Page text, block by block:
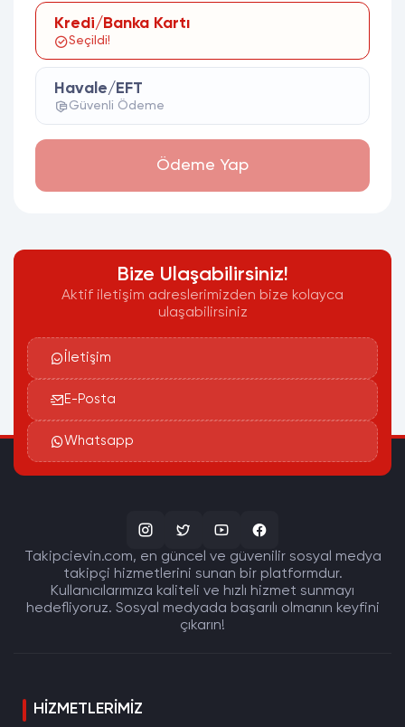
Kredi/Banka Kartı
Seçildi!
Havale/EFT
Güvenli Ödeme
Ödeme Yap
Bize Ulaşabilirsiniz!
Aktif iletişim adreslerimizden bize kolayca
ulaşabilirsiniz
İletişim
E-Posta
Whatsapp
Takipcievin.com, en güncel ve güvenilir sosyal medya
takipçi hizmetlerini sunan bir platformdur.
Kullanıcılarımıza kaliteli ve hızlı hizmet sunmayı
hedefliyoruz. Sosyal medyada başarılı olmanın keyfini
çıkarın!
HIZMETLERIMIZ